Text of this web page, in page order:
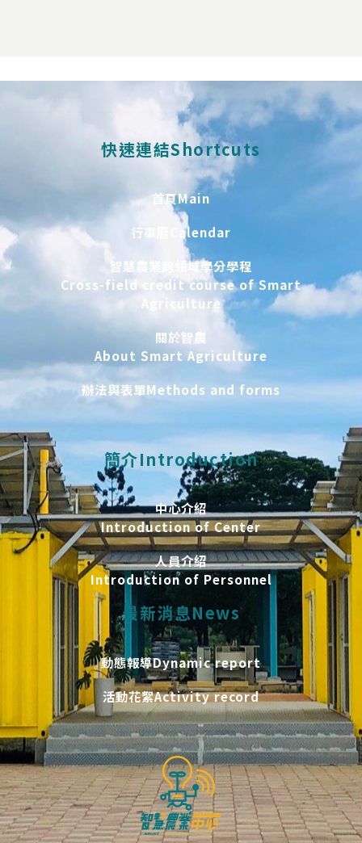
簡介Introduction
中心介紹
Introduction of Center
人員介紹
Introduction of Personnel
最新消息News
動態報導Dynamic report
活動花絮Activity record
快速連結Shortcuts
首頁Main
行事曆Calendar
智慧農業跨領域學分學程
Cross-field credit course of Smart
Agriculture
關於智農
About Smart Agriculture
辦法與表單Methods and forms